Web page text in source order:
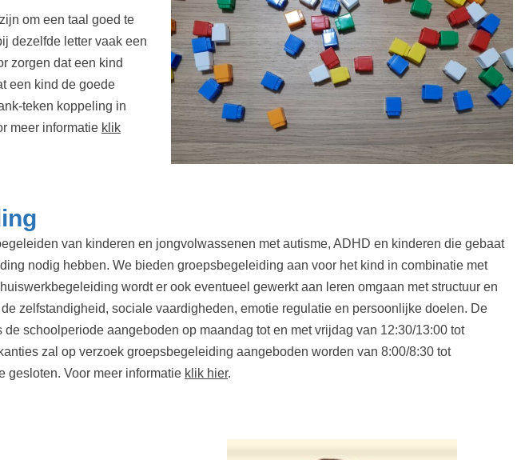
om een taal goed te
dezelfde letter vaak een
zorgen dat een kind
een kind de goede
teken koppeling in
meer informatie klik
van kinderen en jongvolwassenen met autisme, ADHD en kinderen die gebaat
nodig hebben. We bieden groepsbegeleiding aan voor het kind in combinatie met
wordt er ook eventueel gewerkt aan leren omgaan met structuur en
zelfstandigheid, sociale vaardigheden, emotie regulatie en persoonlijke doelen. De
schoolperiode aangeboden op maandag tot en met vrijdag van 12:30/13:00 tot
zal op verzoek groepsbegeleiding aangeboden worden van 8:00/8:30 tot
gesloten. Voor meer informatie klik hier.